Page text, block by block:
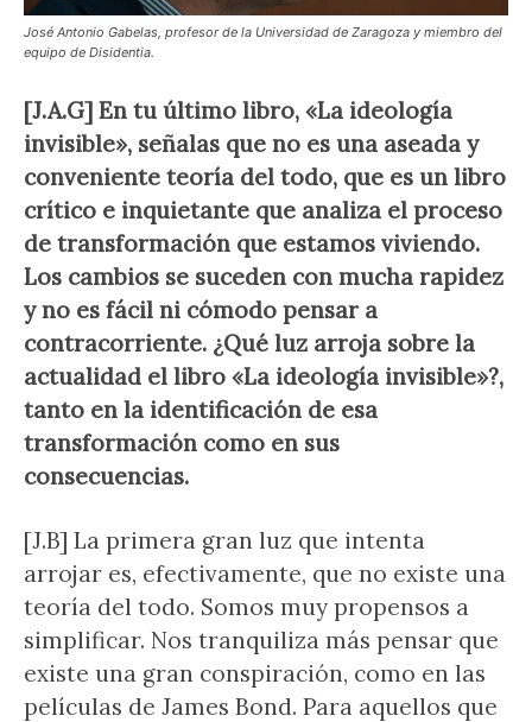
José Antonio Gabelas, profesor de la Universidad de Zaragoza y miembro del
equipo de Disidentia.
[J.A.G] En tu último libro, «La ideología
invisible», señalas que no es una aseada y
conveniente teoría del todo, que es un libro
crítico e inquietante que analiza el proceso
de transformación que estamos viviendo.
Los cambios se suceden con mucha rapidez
y no es fácil ni cómodo pensar a
contracorriente. ¿Qué luz arroja sobre la
actualidad el libro «La ideología invisible»?,
tanto en la identificación de esa
transformación como en sus
consecuencias.
[J.B] La primera gran luz que intenta
arrojar es, efectivamente, que no existe una
teoría del todo. Somos muy propensos a
simplificar. Nos tranquiliza más pensar que
existe una gran conspiración, como en las
películas de James Bond. Para aquellos que